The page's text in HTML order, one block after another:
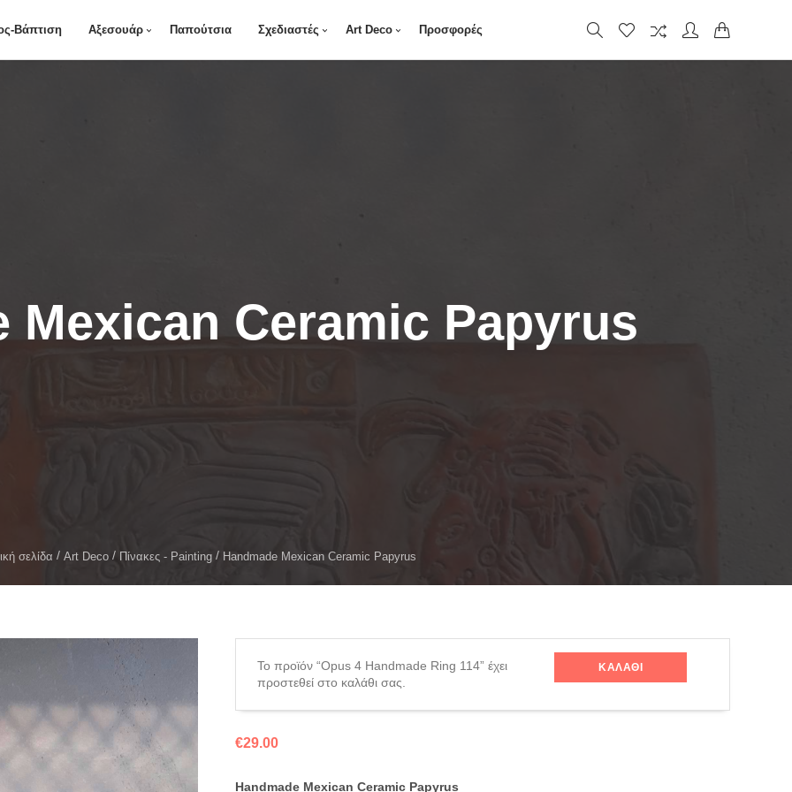
Βάπτιση Αξεσουάρ Παπούτσια Σχεδιαστές Art Deco Προσφορές
Mexican Ceramic Papyrus
σελίδα Art Deco Πίνακες - Painting Handmade Mexican Ceramic Papyrus
Το προϊόν “Opus 4 Handmade Ring 114” έχει
προστεθεί στο καλάθι σας.
ΚΑΛΆΘΙ
€29.00
Handmade Mexican Ceramic Papyrus